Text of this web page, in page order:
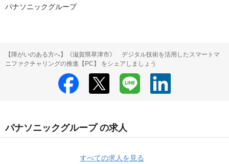
パナソニックグループ
【障がいのある方へ】《滋賀県草津市》 デジタル技術を活用したスマートマ
ニファクチャリングの推進【PC】 をシェアしましょう
パナソニックグループ の求人
すべての求人を見る